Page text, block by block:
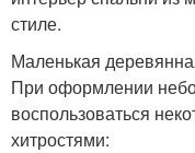
стиле.
Маленькая
При оформлении
воспользоваться
хитростями: